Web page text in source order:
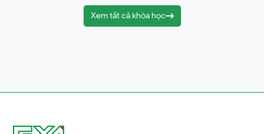
Xem tất cả khóa học